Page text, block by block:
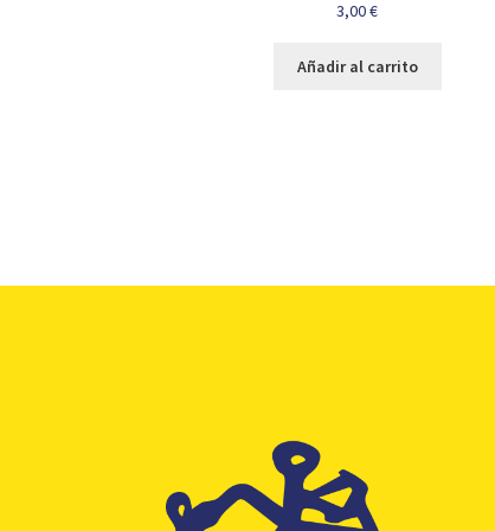
3,00€
Añadir al carrito